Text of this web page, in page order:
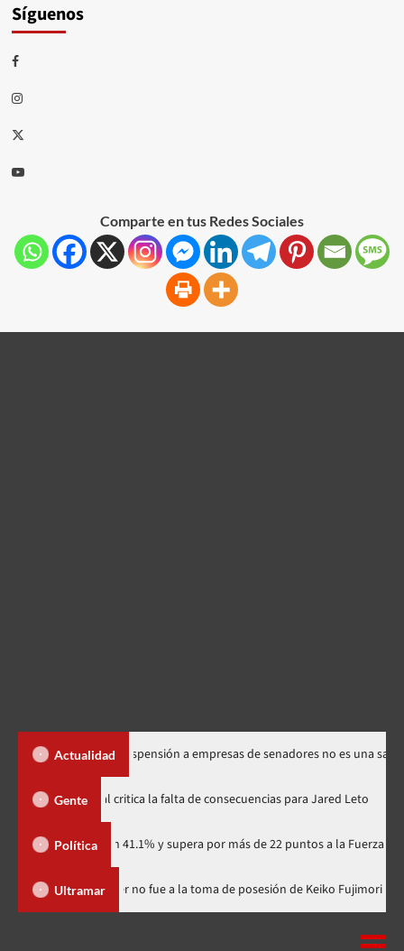
Síguenos
Comparte en tus Redes Sociales
Actualidad
Santos dice suspensión a empresas de senadores no es una sanción
Gente
Directora de documental critica la falta de consecuencias para
Política
con 41.1% y supera por más de 22 puntos a la Fuerza del Pueblo
Ultramar Luis Abinader no fue a la toma de posesión de Keiko